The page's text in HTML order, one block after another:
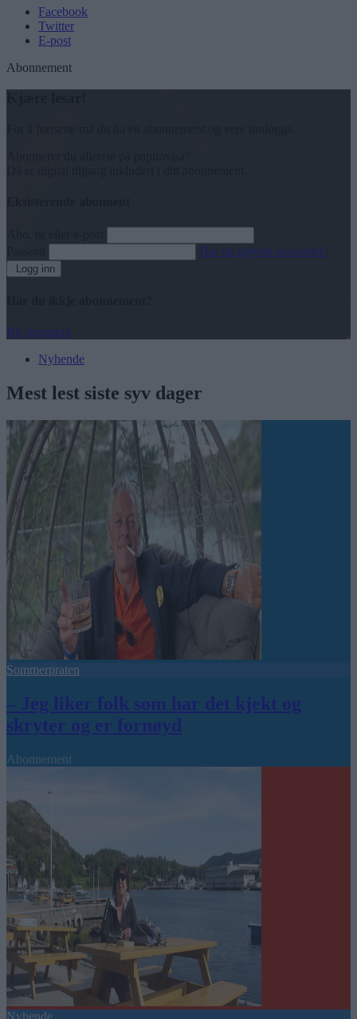
Facebook
Twitter
E-post
Abonnement
Har du gløymt passordet?
Logg inn
Bli abonnent
Nyhende
Mest lest siste syv dager
Sommerpraten
– Jeg liker folk som har det kjekt og
skryter og er fornøyd
Abonnement
Nyhende